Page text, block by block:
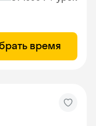
время